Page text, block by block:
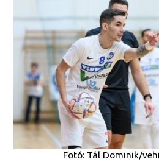
Fotó: Tál Dominik/